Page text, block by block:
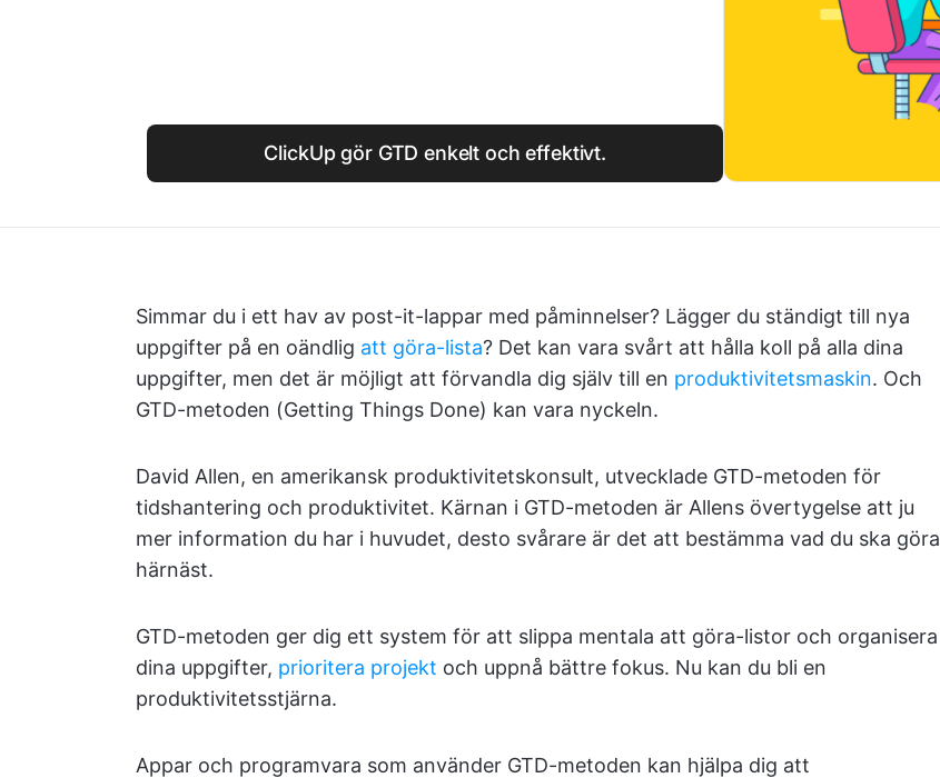
ClickUp gör GTD enkelt och effektivt.
Simmar du i ett hav av post-it-lappar med påminnelser? Lägger du ständigt till nya
uppgifter på en oändlig att göra-lista? Det kan vara svårt att hålla koll på alla dina
uppgifter, men det är möjligt att förvandla dig själv till en produktivitetsmaskin. Och
GTD-metoden (Getting Things Done) kan vara nyckeln.
David Allen, en amerikansk produktivitetskonsult, utvecklade GTD-metoden för
tidshantering och produktivitet. Kärnan i GTD-metoden är Allens övertygelse att ju
mer information du har i huvudet, desto svårare är det att bestämma vad du ska göra
härnäst.
GTD-metoden ger dig ett system för att slippa mentala att göra-listor och organisera
dina uppgifter, prioritera projekt och uppnå bättre fokus. Nu kan du bli en
produktivitetsstjärna.
Appar och programvara som använder GTD-metoden kan hjälpa dig att